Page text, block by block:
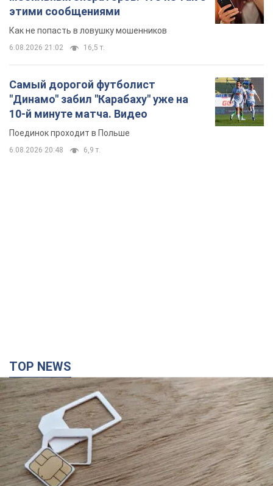
Поединок проходит в Польше
6.08.2026 20:48 6,9 т.
Мобильные операторы подняли тарифы "до
предела", но качество связи ухудшилось:
стоит ли жаловаться на цены
Почему цены на мобильную связь выросли в разы и как
улучшить качество интернета в телефоне
2 часа назад 9,1 т.